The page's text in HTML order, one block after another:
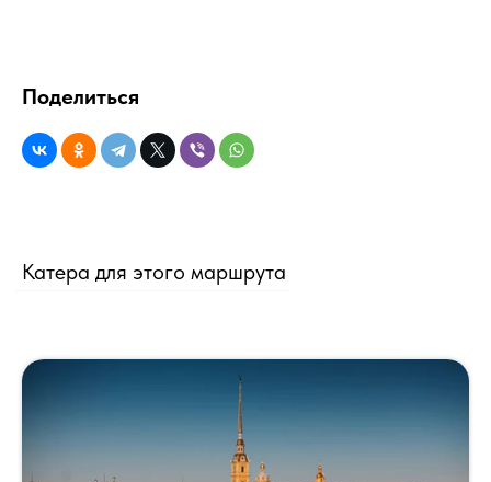
Поделиться
Катера для этого маршрута